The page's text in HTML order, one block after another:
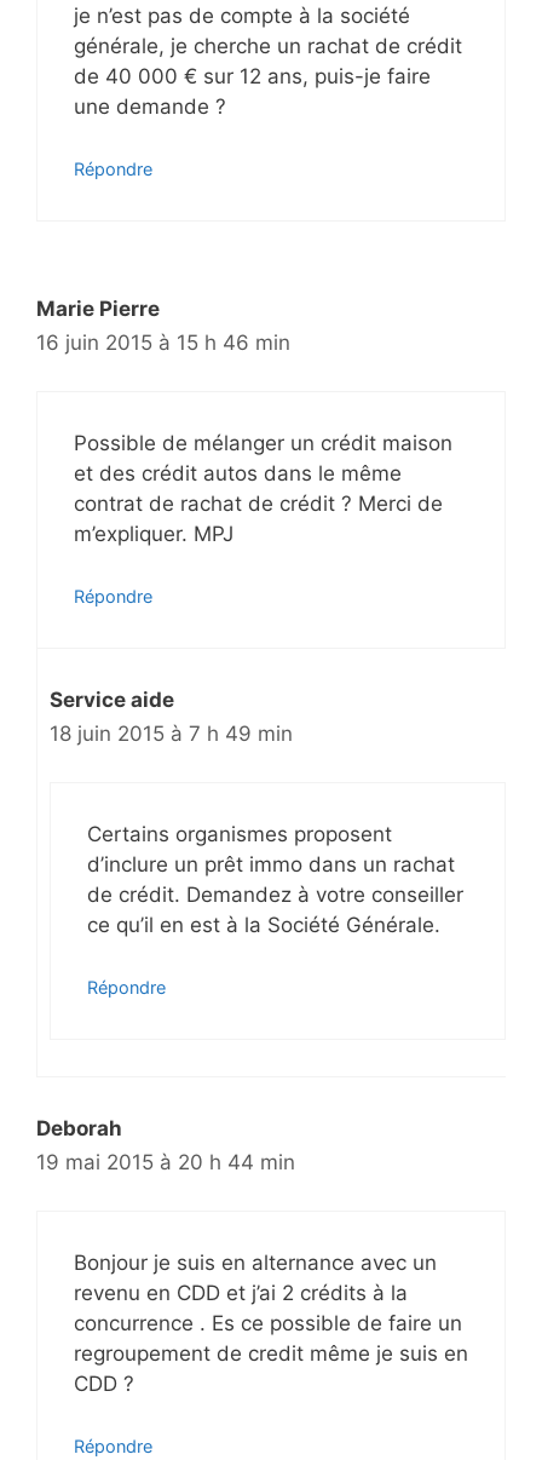
je n’est pas de compte à la société
générale, je cherche un rachat de crédit
de 40 000 € sur 12 ans, puis-je faire
une demande ?
Répondre
Marie Pierre
16 juin 2015 à 15 h 46 min
Possible de mélanger un crédit maison
et des crédit autos dans le même
contrat de rachat de crédit ? Merci de
m’expliquer. MPJ
Répondre
Service aide
18 juin 2015 à 7 h 49 min
Certains organismes proposent
d’inclure un prêt immo dans un rachat
de crédit. Demandez à votre conseiller
ce qu’il en est à la Société Générale.
Répondre
Deborah
19 mai 2015 à 20 h 44 min
Bonjour je suis en alternance avec un
revenu en CDD et j’ai 2 crédits à la
concurrence . Es ce possible de faire un
regroupement de credit même je suis en
CDD ?
Répondre